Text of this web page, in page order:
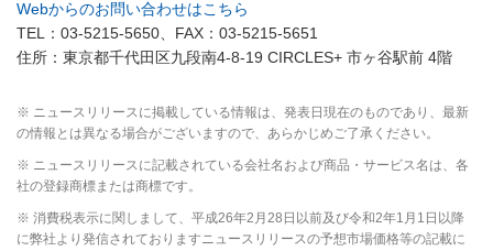
Webからのお問い合わせはこちら
TEL：03-5215-5650、FAX：03-5215-5651
住所：東京都千代田区九段南4-8-19 CIRCLES+ 市ヶ谷駅前 4階
※ ニュースリリースに掲載している情報は、発表日現在のものであり、最新
の情報とは異なる場合がございますので、あらかじめご了承ください。
※ ニュースリリースに記載されている会社名および商品・サービス名は、各
社の登録商標または商標です。
※ 消費税表示に関しまして、平成26年2月28日以前及び令和2年1月1日以降
に弊社より発信されておりますニュースリリースの予想市場価格等の記載に